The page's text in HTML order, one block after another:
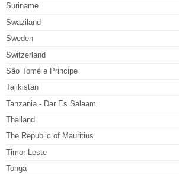
Suriname
Swaziland
Sweden
Switzerland
São Tomé e Principe
Tajikistan
Tanzania - Dar Es Salaam
Thailand
The Republic of Mauritius
Timor-Leste
Tonga